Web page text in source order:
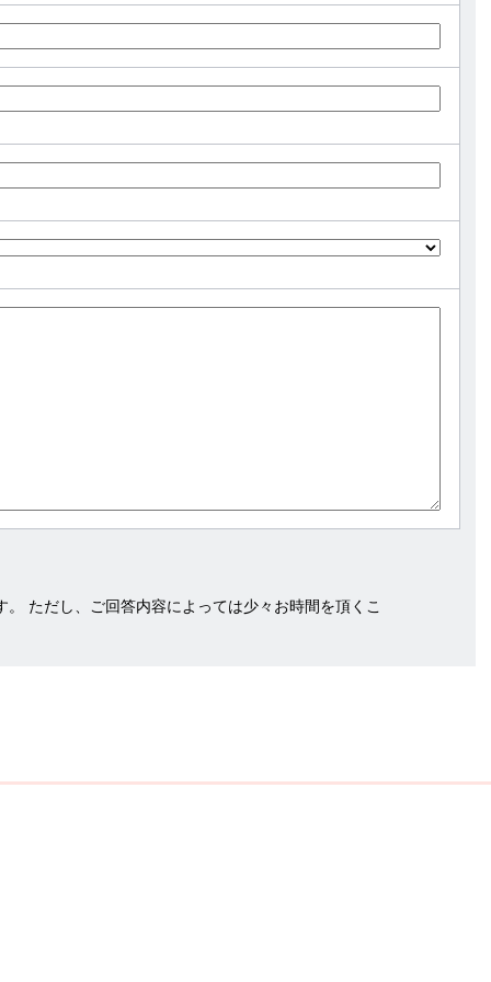
ただし、ご回答内容によっては少々お時間を頂くこ